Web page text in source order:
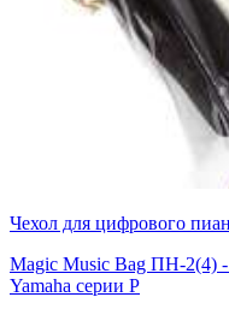
Чехол для цифрового
Magic Music Bag ПН-2(4)
Yamaha серии P